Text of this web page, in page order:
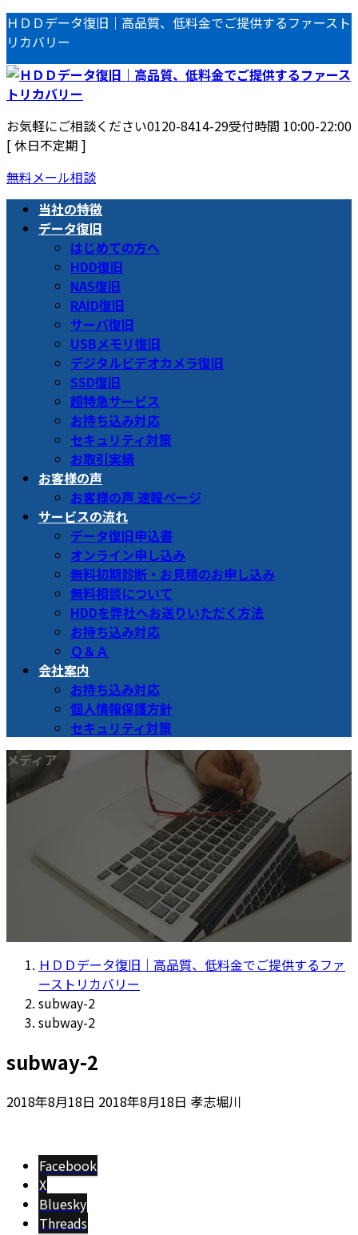
コ
ン
テ
ン
ツ
へ
ス
キ
ッ
プ
ナ
ビ
ゲ
ー
シ
ョ
ン
に
移
動
ＨＤＤデータ復旧｜高品質、低料金でご提供するファースト
リカバリー
お気軽にご相談ください0120-8414-29受付時間 10:00-22:00
[ 休日不定期 ]
無料メール相談
当社の特徴
データ復旧
はじめての方へ
HDD復旧
NAS復旧
RAID復旧
サーバ復旧
USBメモリ復旧
デジタルビデオカメラ復旧
SSD復旧
超特急サービス
お持ち込み対応
セキュリティ対策
お取引実績
お客様の声
お客様の声 速報ページ
サービスの流れ
データ復旧申込書
オンライン申し込み
無料初期診断・お見積のお申し込み
無料相談について
HDDを弊社へお送りいただく方法
お持ち込み対応
Ｑ＆Ａ
会社案内
お持ち込み対応
個人情報保護方針
セキュリティ対策
メディア
ＨＤＤデータ復旧｜高品質、低料金でご提供するファ
ーストリカバリー
subway-2
subway-2
subway-2
2018年8月18日 最
2018年8月18日 孝志堀川
Facebook
X
Bluesky
Threads